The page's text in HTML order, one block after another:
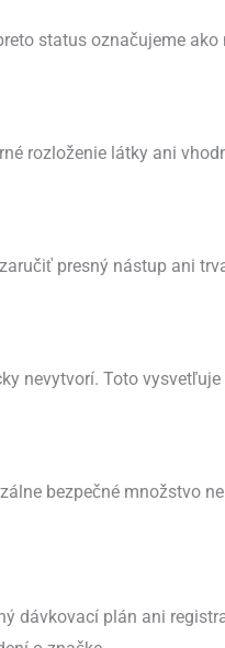
status označujeme
rozloženie látky ani
presný nástup ani
nevytvorí. Toto
bezpečné množstvo
dávkovací plán ani